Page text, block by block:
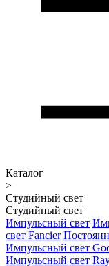
Каталог
>
Студийный свет
Студийный свет
Импульсный свет
свет Fancier
Импульсный свет
Импульсный свет